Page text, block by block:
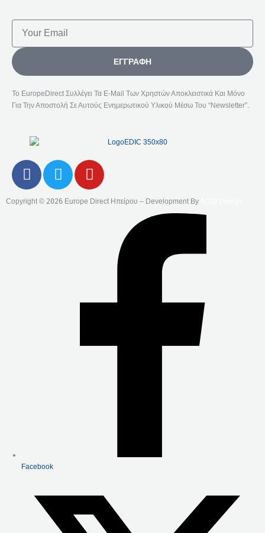
ΕΓΓΡΑΦΉ
Το EuropeDirect Συλλέγει Τα E-Mail Των Χρηστών Αποκλειστικά Και Μόνο
Για Την Αποστολή Σε Αυτούς Ενημερωτικού Υλικού Μέσω Του “Newsletter”.
F
A
C
E
T
W
I
Y
O
U
Copyright © 2026 Europe Direct Ηπείρου – Development By
Facebook